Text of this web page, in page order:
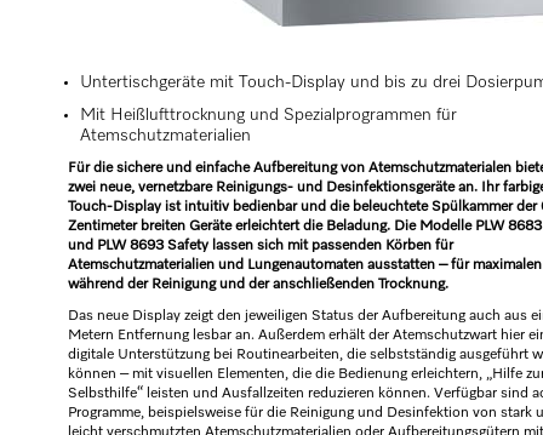
Untertischgeräte mit Touch-Display und bis zu drei
Mit Heißlufttrocknung und Spezialprogrammen für
Atemschutzmaterialien
Für die sichere und einfache Aufbereitung von Atemschutzmaterialen
zwei neue, vernetzbare Reinigungs- und Desinfektionsgeräte an. Ihr
Touch-Display ist intuitiv bedienbar und die beleuchtete Spülkammer der
Zentimeter breiten Geräte erleichtert die Beladung. Die Modelle PLW
und PLW 8693 Safety lassen sich mit passenden Körben für
Atemschutzmaterialien und Lungenautomaten ausstatten – für
während der Reinigung und der anschließenden Trocknung.
Das neue Display zeigt den jeweiligen Status der Aufbereitung auch aus
Metern Entfernung lesbar an. Außerdem erhält der Atemschutzwart hier
digitale Unterstützung bei Routinearbeiten, die selbstständig ausgeführt
können – mit visuellen Elementen, die die Bedienung erleichtern, „Hilfe
Selbsthilfe“ leisten und Ausfallzeiten reduzieren können. Verfügbar sind
Programme, beispielsweise für die Reinigung und Desinfektion von stark